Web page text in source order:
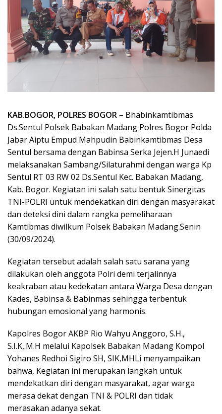
KAB.BOGOR, POLRES BOGOR – Bhabinkamtibmas
Ds.Sentul Polsek Babakan Madang Polres Bogor Polda
Jabar Aiptu Empud Mahpudin Babinkamtibmas Desa
Sentul bersama dengan Babinsa Serka Jejen.H Junaedi
melaksanakan Sambang/Silaturahmi dengan warga Kp
Sentul RT 03 RW 02 Ds.Sentul Kec. Babakan Madang,
Kab. Bogor. Kegiatan ini salah satu bentuk Sinergitas
TNI-POLRI untuk mendekatkan diri dengan masyarakat
dan deteksi dini dalam rangka pemeliharaan
Kamtibmas diwilkum Polsek Babakan Madang.Senin
(30/09/2024).
Kegiatan tersebut adalah salah satu sarana yang
dilakukan oleh anggota Polri demi terjalinnya
keakraban atau kedekatan antara Warga Desa dengan
Kades, Babinsa & Babinmas sehingga terbentuk
hubungan emosional yang harmonis.
Kapolres Bogor AKBP Rio Wahyu Anggoro, S.H.,
S.I.K,.M.H melalui Kapolsek Babakan Madang Kompol
Yohanes Redhoi Sigiro SH, SIK,MHLi menyampaikan
bahwa, Kegiatan ini merupakan langkah untuk
mendekatkan diri dengan masyarakat, agar warga
merasa dekat dengan TNI & POLRI dan tidak
merasakan adanya sekat.